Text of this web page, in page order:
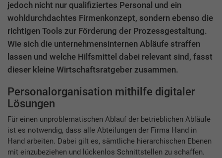
jedoch nicht nur qualifiziertes Personal und ein
wohldurchdachtes Firmenkonzept, sondern ebenso die
richtigen Tools zur Förderung der Prozessgestaltung.
Wie sich die unternehmensinternen Abläufe straffen
lassen und welche Hilfsmittel dabei relevant sind, fasst
dieser kleine Wirtschaftsratgeber zusammen.
Personalorganisation mithilfe digitaler
Lösungen
Für einen unproblematischen Ablauf der betrieblichen Abläufe
ist es notwendig, dass alle Abteilungen der Firma Hand in
Hand arbeiten. Dabei gilt es, sämtliche hierarchischen Ebenen
mit einzubeziehen und lückenlos Schnittstellen zu schaffen.